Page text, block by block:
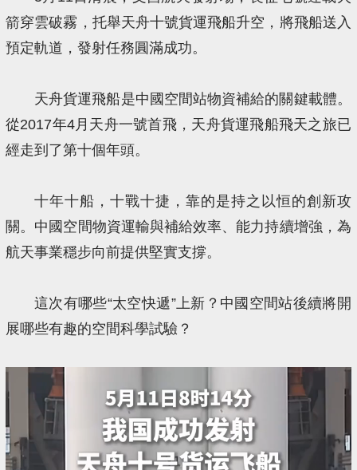
箭穿雲破霧，托舉天舟十號貨運飛船升空，將飛船送入
預定軌道，發射任務圓滿成功。
天舟貨運飛船是中國空間站物資補給的關鍵載體。
從2017年4月天舟一號首飛，天舟貨運飛船飛天之旅已
經走到了第十個年頭。
十年十船，十戰十捷，靠的是持之以恒的創新攻
關。中國空間物資運輸與補給效率、能力持續增強，為
航天事業穩步向前提供堅實支撐。
這次有哪些“太空快遞”上新？中國空間站後續將開
展哪些有趣的空間科學試驗？